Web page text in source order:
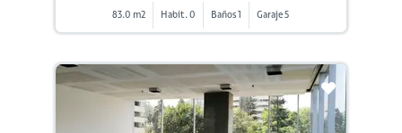
83.0 m2 Habit. 0 Baños 1 Garaje 5